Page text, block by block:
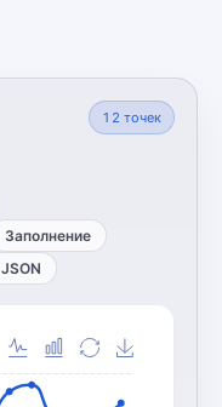
12 точек
Заполнение
JSON